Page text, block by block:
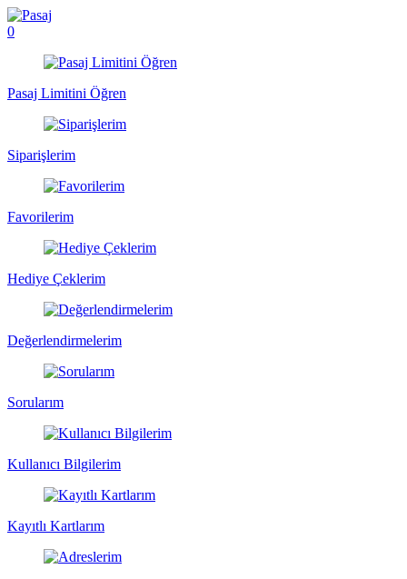
0
Pasaj Limitini Öğren
Siparişlerim
Favorilerim
Hediye Çeklerim
Değerlendirmelerim
Sorularım
Kullanıcı Bilgilerim
Kayıtlı Kartlarım